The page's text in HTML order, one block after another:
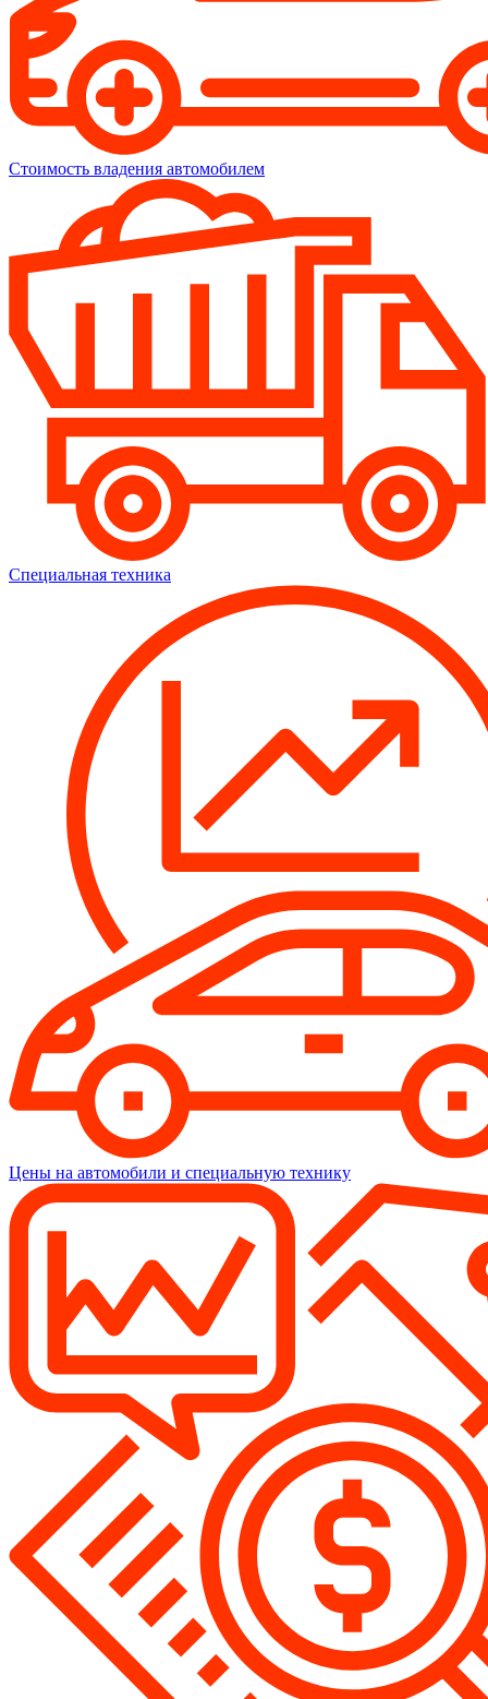
Стоимость владения автомобилем
Специальная техника
Цены на автомобили и специальную технику